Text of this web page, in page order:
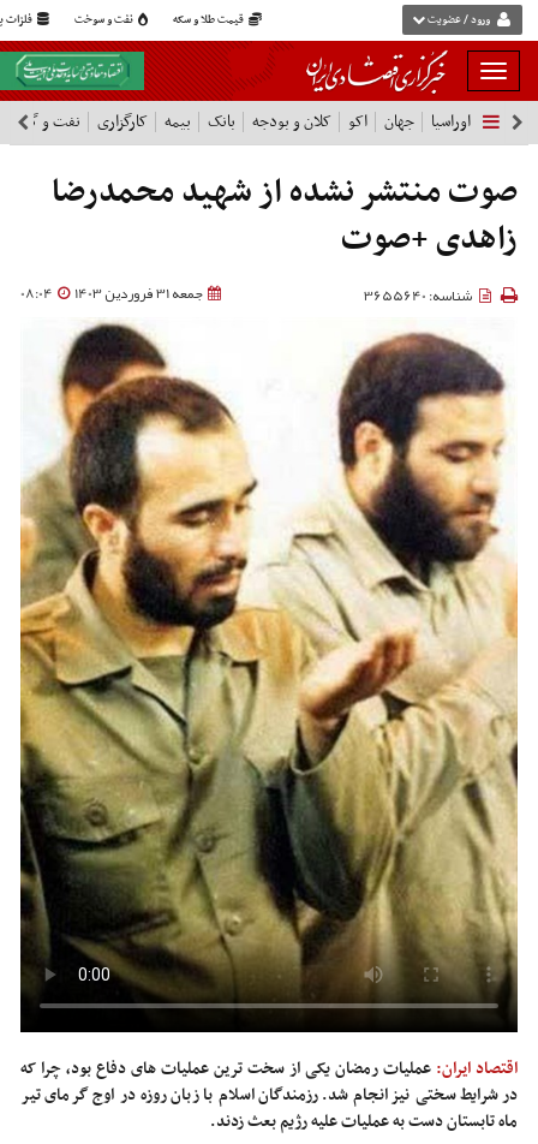
قیمت طلا و سکه نفت و سوخت فلزات ورود / عضویت
بار
و
بسته
نمودن
فهرست
اوراسیا جهان اکو کلان و بودجه بانک بیمه کارگزاری نفت و گاز
صوت منتشر نشده از شهید محمدرضا
زاهدی +صوت
جمعه 31 فروردین 1403 08:04 شناسه: 3655640
اقتصاد ایران: عملیات رمضان یکی از سخت ترین عملیات های دفاع بود، چرا که
در شرایط سختی نیز انجام شد. رزمندگان اسلام با زبان روزه در اوج گرمای تیر
ماه تابستان دست به عملیات علیه رژیم بعث زدند.